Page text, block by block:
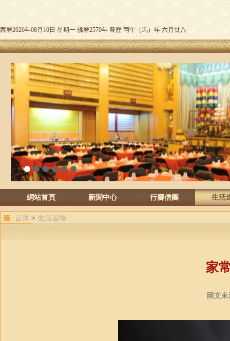
西曆2026年08月10日 星期一 佛曆2570年 農歷 丙午（馬）年 六月廿八
1 2 3 4 5 6
網站首頁 新聞中心 行腳僧團 生活
首页 > 生活道場
家
圖文